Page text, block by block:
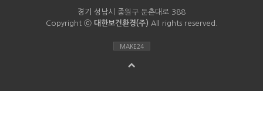
경기 성남시 중원구 둔촌대로 388
Copyright ⓒ 대한보건환경(주) All rights reserved.
MAKE24